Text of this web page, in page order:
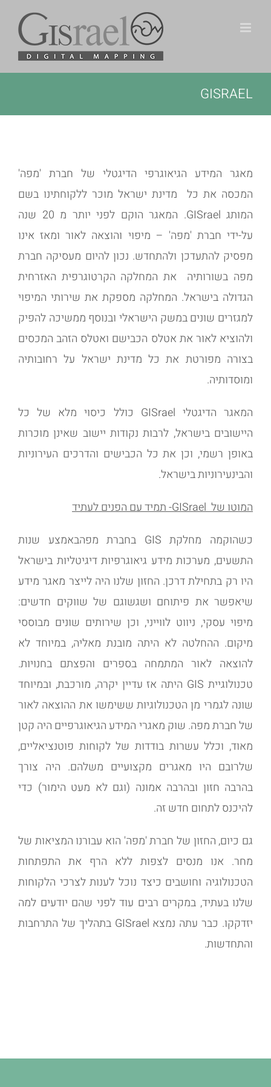
GISRAEL
מאגר המידע הגיאוגרפי הדיגטלי של חברת 'מפה'
המכסה את כל מדינת ישראל מוכר ללקוחתינו בשם
המותג GISrael. המאגר הוקם לפני יותר מ 20 שנה
על-ידי חברת 'מפה' – מיפוי והוצאה לאור ומאז אינו
מפסיק להתעדכן ולהתחדש. נכון להיום מעסיקה חברת
מפה בשורותיה את המחלקה הקרטוגרפית האזרחית
הגדולה בישראל. המחלקה מספקת את שירותי המיפוי
למגזרים שונים במשק הישראלי ובנוסף ממשיכה להפיק
ולהוציא לאור את אטלס הכבישם ואטלס הזהב המכסים
בצורה מפורטת את כל מדינת ישראל על רחובותיה
ומוסדותיה.
המאגר הדיגטלי GISrael כולל כיסוי מלא של כל
היישובים בישראל, לרבות נקודות יישוב שאינן מוכרות
באופן רשמי, וכן את כל הכבישים והדרכים העירוניות
והבינעירוניות בישראל.
המוטו של GISrael- תמיד עם הפנים לעתיד
כשהוקמה מחלקת GIS בחברת מפהבאמצע שנות
התשעים, מערכות מידע גיאוגרפיות דיגיטליות בישראל
היו רק בתחילת דרכן. החזון שלנו היה לייצר מאגר מידע
שיאפשר את פיתוחם ושגשוגם של שווקים חדשים:
מיפוי עסקי, ניווט לווייני, וכן שירותים שונים מבוססי
מיקום. ההחלטה לא היתה מובנת מאליה, במיוחד לא
להוצאה לאור המתמחה בספרים והפצתם בחנויות.
טכנולוגיית GIS היתה אז עדיין יקרה, מורכבת, ובמיוחד
שונה לגמרי מן הטכנולוגיות ששימשו את ההוצאה לאור
של חברת מפה. שוק מאגרי המידע הגיאוגרפיים היה קטן
מאוד, וכלל עשרות בודדות של לקוחות פוטנציאליים,
שלרובם היו מאגרים מקצועיים משלהם. היה צורך
בהרבה חזון ובהרבה אמונה (וגם לא מעט הימור) כדי
להיכנס לתחום חדש זה.
גם כיום, החזון של חברת 'מפה' הוא עבורנו המציאות של
מחר. אנו מנסים לצפות ללא הרף את התפתחות
הטכנולוגיה וחושבים כיצד נוכל לענות לצרכי הלקוחות
שלנו בעתיד, במקרים רבים עוד לפני שהם יודעים למה
יזדקקו. כבר עתה נמצא GISrael בתהליך של התרחבות
והתחדשות.